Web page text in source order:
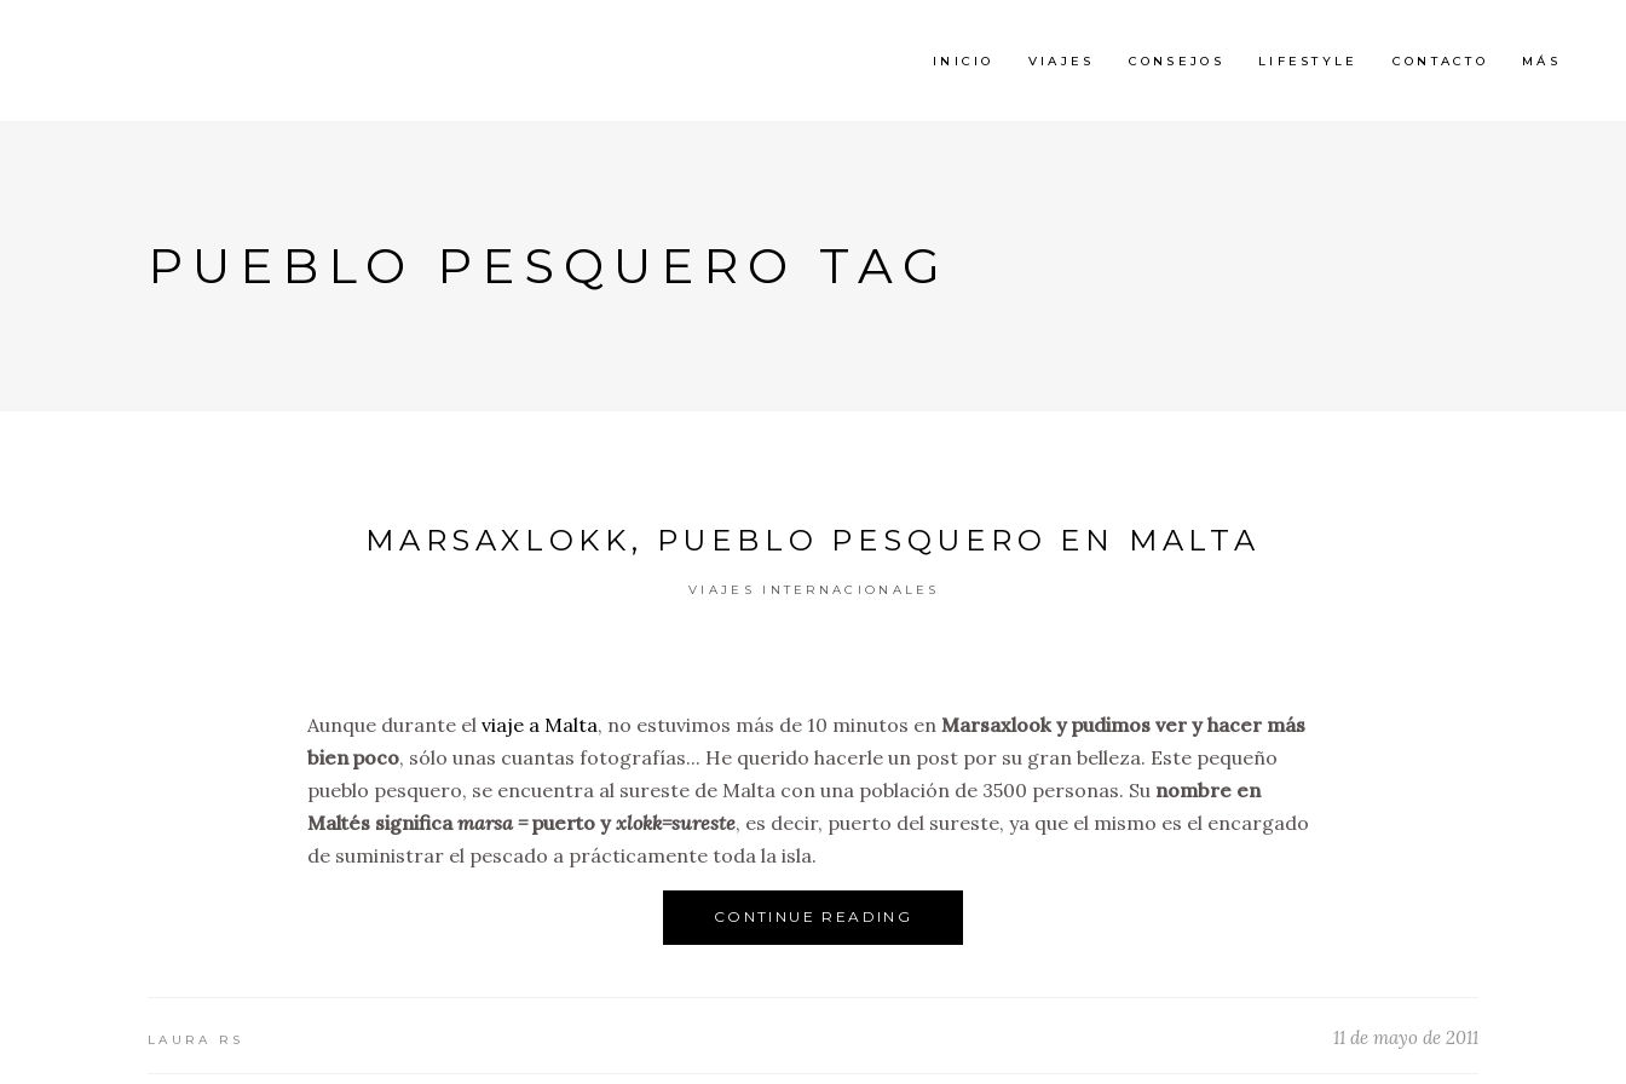
INICIO VIAJES CONSEJOS LIFESTYLE CONTACTO MÁS
PUEBLO PESQUERO TAG
MARSAXLOKK, PUEBLO PESQUERO EN MALTA
VIAJES INTERNACIONALES
Aunque durante el viaje a Malta, no estuvimos más de 10 minutos en Marsaxlook y pudimos ver y hacer más
bien poco, sólo unas cuantas fotografías... He querido hacerle un post por su gran belleza. Este pequeño
pueblo pesquero, se encuentra al sureste de Malta con una población de 3500 personas. Su nombre en
Maltés significamarsa =puerto yxlokk=sureste, es decir, puerto del sureste, ya que el mismo es el encargado
de suministrar el pescado a prácticamente toda la isla.
CONTINUE READING
LAURA RS 11 de mayo de 2011